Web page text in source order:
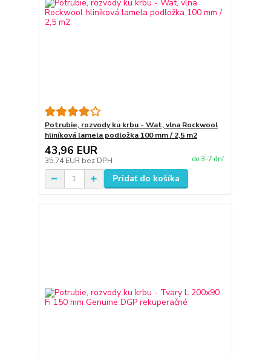
Potrubie, rozvody ku krbu - Wat, vlna Rockwool
hliníková lamela podložka 100 mm / 2,5 m2
43,96 EUR
35,74 EUR bez DPH do 3-7 dní
Pridať do košíka